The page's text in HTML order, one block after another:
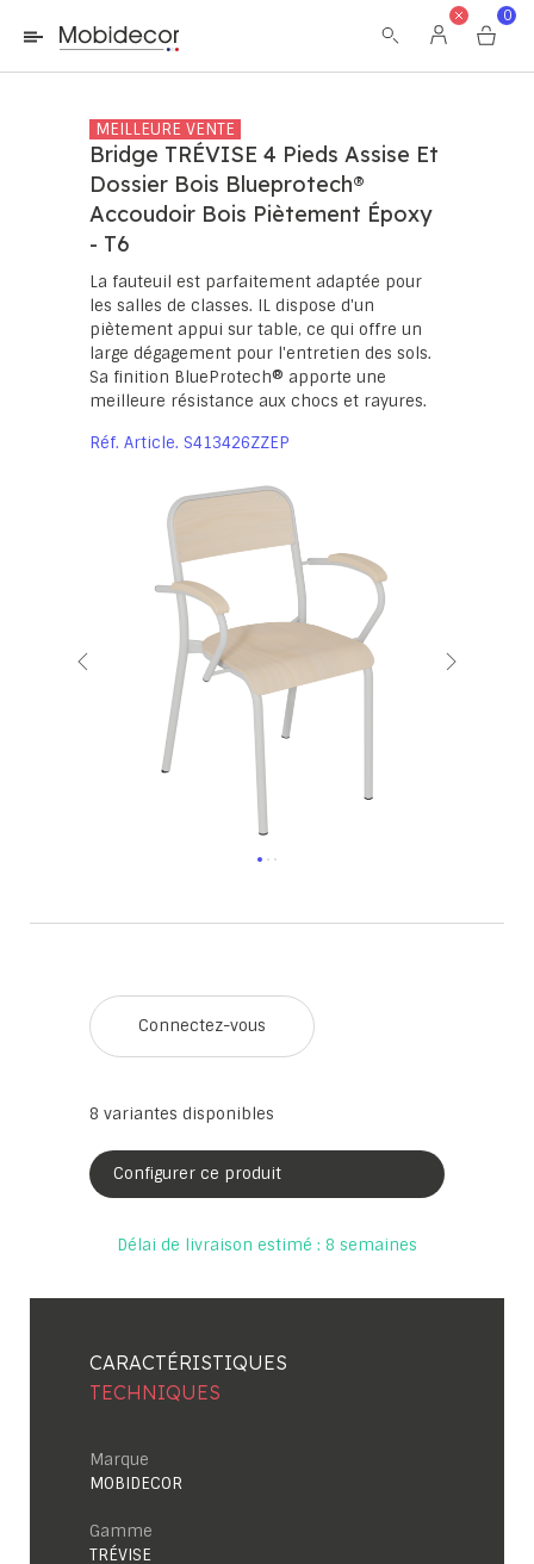
La boutique ne fonctionnera pas correctement dans le cas où
les cookies sont désactivés.
0
MEILLEURE VENTE
Bridge TRÉVISE 4 Pieds Assise Et
Dossier Bois Blueprotech®
Accoudoir Bois Piètement Époxy
- T6
La fauteuil est parfaitement adaptée pour
les salles de classes. IL dispose d'un
piètement appui sur table, ce qui offre un
large dégagement pour l'entretien des sols.
Sa finition BlueProtech® apporte une
meilleure résistance aux chocs et rayures.
Réf. Article S413426ZZEP
Connectez-vous
8 variantes disponibles
Configurer ce produit
Délai de livraison estimé : 8 semaines
CARACTÉRISTIQUES
TECHNIQUES
Marque
MOBIDECOR
Gamme
TRÉVISE